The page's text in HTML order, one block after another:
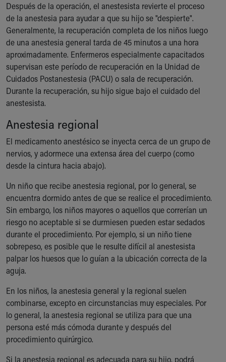
Inside Children's Blog
KidsHealth Topics
Family Library
Educational Resources
Injury Prevention
Medical Records
Symptom Checker
Skip to main content
Después de la operación, el anestesista revierte el proceso
de la anestesia para ayudar a que su hijo se "despierte".
Generalmente, la recuperación completa de los niños luego
de una anestesia general tarda de 45 minutos a una hora
aproximadamente. Enfermeros especialmente capacitados
supervisan este período de recuperación en la Unidad de
Cuidados Postanestesia (PACU) o sala de recuperación.
Durante la recuperación, su hijo sigue bajo el cuidado del
anestesista.
Anestesia regional
El medicamento anestésico se inyecta cerca de un grupo de
nervios, y adormece una extensa área del cuerpo (como
desde la cintura hacia abajo).
Un niño que recibe anestesia regional, por lo general, se
encuentra dormido antes de que se realice el procedimiento.
Sin embargo, los niños mayores o aquellos que correrían un
riesgo no aceptable si se durmiesen pueden estar sedados
durante el procedimiento. Por ejemplo, si un niño tiene
sobrepeso, es posible que le resulte difícil al anestesista
palpar los huesos que lo guían a la ubicación correcta de la
aguja.
En los niños, la anestesia general y la regional suelen
combinarse, excepto en circunstancias muy especiales. Por
lo general, la anestesia regional se utiliza para que una
persona esté más cómoda durante y después del
procedimiento quirúrgico.
Si la anestesia regional es adecuada para su hijo, podrá